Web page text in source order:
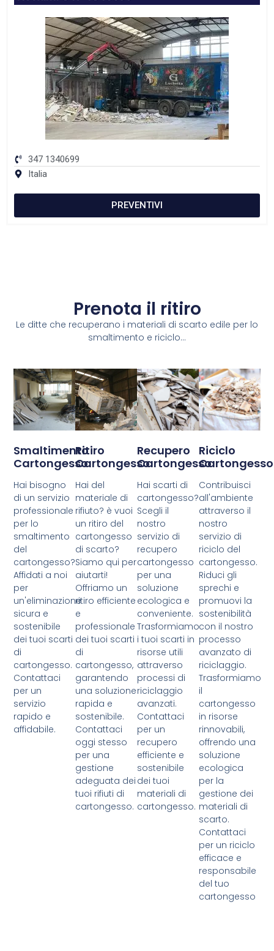
347 1340699
Italia
PREVENTIVI
Prenota il ritiro
Le ditte che recuperano i materiali di scarto edile per lo
smaltimento e riciclo...
Smaltimento
Cartongesso
Hai bisogno
di un servizio
professionale
per lo
smaltimento
del
cartongesso?
Affidati a noi
per
un'eliminazione
sicura e
sostenibile
dei tuoi scarti
di
cartongesso.
Contattaci
per un
servizio
rapido e
affidabile.
Ritiro
Cartongesso
Hai del
materiale di
rifiuto? è vuoi
un ritiro del
cartongesso
di scarto?
Siamo qui per
aiutarti!
Offriamo un
ritiro efficiente
e
professionale
dei tuoi scarti
di
cartongesso,
garantendo
una soluzione
rapida e
sostenibile.
Contattaci
oggi stesso
per una
gestione
adeguata dei
tuoi rifiuti di
cartongesso.
Recupero
Cartongesso
Hai scarti di
cartongesso?
Scegli il
nostro
servizio di
recupero
cartongesso
per una
soluzione
ecologica e
conveniente.
Trasformiamo
i tuoi scarti in
risorse utili
attraverso
processi di
riciclaggio
avanzati.
Contattaci
per un
recupero
efficiente e
sostenibile
dei tuoi
materiali di
cartongesso.
Riciclo
Cartongesso
Contribuisci
all'ambiente
attraverso il
nostro
servizio di
riciclo del
cartongesso.
Riduci gli
sprechi e
promuovi la
sostenibilità
con il nostro
processo
avanzato di
riciclaggio.
Trasformiamo
il
cartongesso
in risorse
rinnovabili,
offrendo una
soluzione
ecologica
per la
gestione dei
materiali di
scarto.
Contattaci
per un riciclo
efficace e
responsabile
del tuo
cartongesso